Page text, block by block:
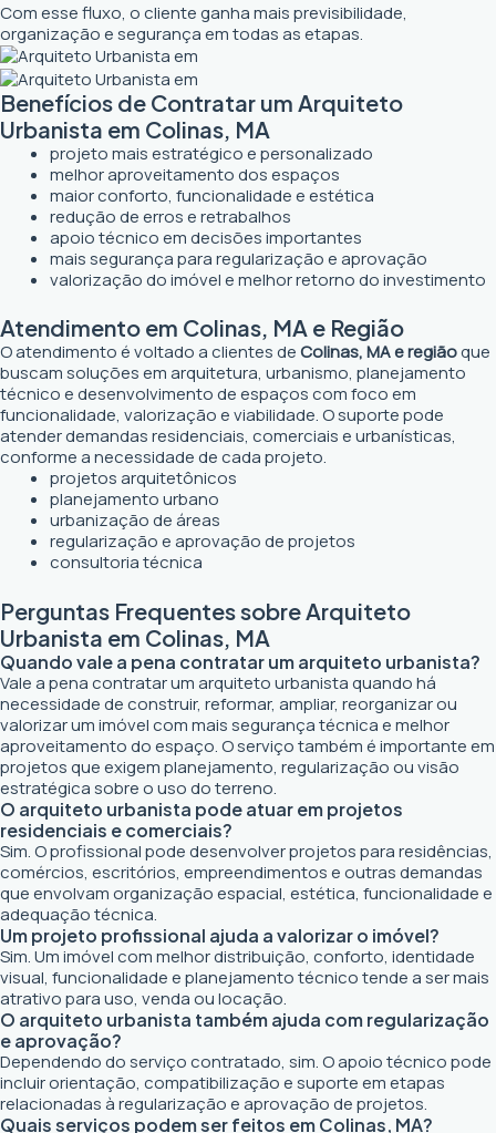
Com esse fluxo, o cliente ganha mais previsibilidade,
organização e segurança em todas as etapas.
Benefícios de Contratar um Arquiteto
Urbanista em Colinas, MA
projeto mais estratégico e personalizado
melhor aproveitamento dos espaços
maior conforto, funcionalidade e estética
redução de erros e retrabalhos
apoio técnico em decisões importantes
mais segurança para regularização e aprovação
valorização do imóvel e melhor retorno do investimento
Atendimento em Colinas, MA e Região
O atendimento é voltado a clientes deColinas, MA e regiãoque
buscam soluções em arquitetura, urbanismo, planejamento
técnico e desenvolvimento de espaços com foco em
funcionalidade, valorização e viabilidade. O suporte pode
atender demandas residenciais, comerciais e urbanísticas,
conforme a necessidade de cada projeto.
projetos arquitetônicos
planejamento urbano
urbanização de áreas
regularização e aprovação de projetos
consultoria técnica
Perguntas Frequentes sobre Arquiteto
Urbanista em Colinas, MA
Quando vale a pena contratar um arquiteto urbanista?
Vale a pena contratar um arquiteto urbanista quando há
necessidade de construir, reformar, ampliar, reorganizar ou
valorizar um imóvel com mais segurança técnica e melhor
aproveitamento do espaço. O serviço também é importante em
projetos que exigem planejamento, regularização ou visão
estratégica sobre o uso do terreno.
O arquiteto urbanista pode atuar em projetos
residenciais e comerciais?
Sim. O profissional pode desenvolver projetos para residências,
comércios, escritórios, empreendimentos e outras demandas
que envolvam organização espacial, estética, funcionalidade e
adequação técnica.
Um projeto profissional ajuda a valorizar o imóvel?
Sim. Um imóvel com melhor distribuição, conforto, identidade
visual, funcionalidade e planejamento técnico tende a ser mais
atrativo para uso, venda ou locação.
O arquiteto urbanista também ajuda com regularização
e aprovação?
Dependendo do serviço contratado, sim. O apoio técnico pode
incluir orientação, compatibilização e suporte em etapas
relacionadas à regularização e aprovação de projetos.
Quais serviços podem ser feitos em Colinas, MA?